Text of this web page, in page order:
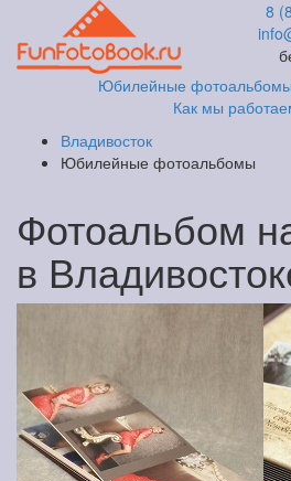
8
Юбилейные фотоальбомы
Как мы
Владивосток
Юбилейные фотоальбомы
Фотоальбом
в